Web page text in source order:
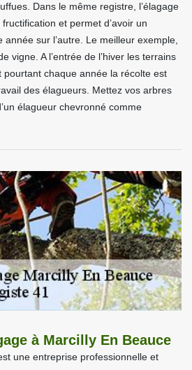
Dans le même registre, l’élagage
et permet d’avoir un
année sur l’autre. Le meilleur exemple,
vigne. A l’entrée de l’hiver les terrains
chaque année la récolte est
des élagueurs. Mettez vos arbres
élagueur chevronné comme
à Marcilly En Beauce
une entreprise professionnelle et